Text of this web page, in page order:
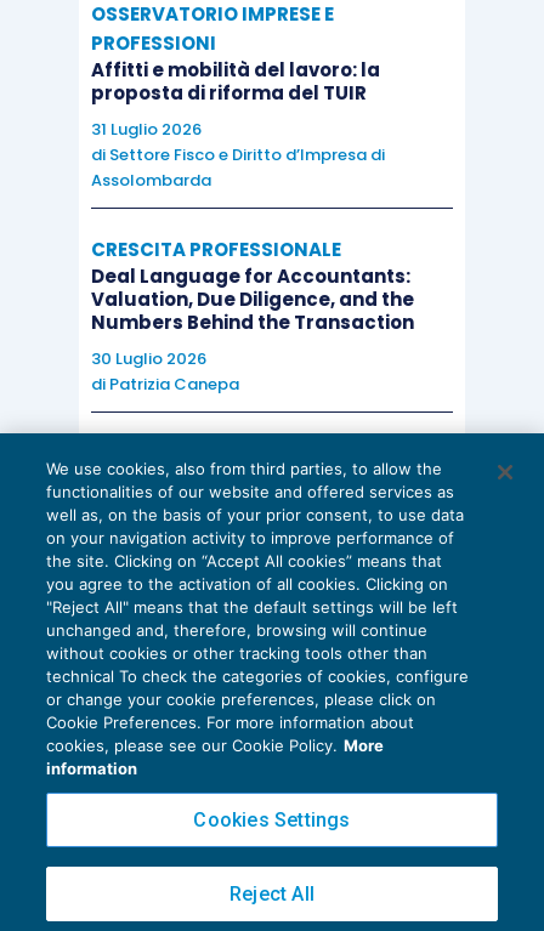
OSSERVATORIO IMPRESE E
PROFESSIONI
Affitti e mobilità del lavoro: la
proposta di riforma del TUIR
31 Luglio 2026
di Settore Fisco e Diritto d’Impresa di
Assolombarda
CRESCITA PROFESSIONALE
Deal Language for Accountants:
Valuation, Due Diligence, and the
Numbers Behind the Transaction
30 Luglio 2026
di Patrizia Canepa
EU AI Act e studi professionali: le
scadenze concrete
27 Luglio 2026
di Diego BarberieStefano Dovier
Privacy Policy
Cookie Policy
Copyright 2016 ©Gruppo Euroconference S.p.A.v2.32.4
Piazza Luigi Einaudi, 10N01 - 20124 Milano - info@ecnews.it
We use cookies, also from third parties, to allow the
functionalities of our website and offered services as
well as, on the basis of your prior consent, to use data
on your navigation activity to improve performance of
the site. Clicking on “Accept All cookies” means that
you agree to the activation of all cookies. Clicking on
"Reject All" means that the default settings will be left
unchanged and, therefore, browsing will continue
without cookies or other tracking tools other than
technical To check the categories of cookies, configure
or change your cookie preferences, please click on
Cookie Preferences. For more information about
cookies, please see our Cookie Policy. More
information
Cookies Settings
Reject All